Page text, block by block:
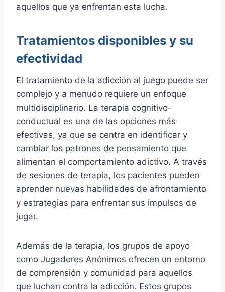
aquellos que ya enfrentan esta lucha.
Tratamientos disponibles y su
efectividad
El tratamiento de la adicción al juego puede ser
complejo y a menudo requiere un enfoque
multidisciplinario. La terapia cognitivo-
conductual es una de las opciones más
efectivas, ya que se centra en identificar y
cambiar los patrones de pensamiento que
alimentan el comportamiento adictivo. A través
de sesiones de terapia, los pacientes pueden
aprender nuevas habilidades de afrontamiento
y estrategias para enfrentar sus impulsos de
jugar.
Además de la terapia, los grupos de apoyo
como Jugadores Anónimos ofrecen un entorno
de comprensión y comunidad para aquellos
que luchan contra la adicción. Estos grupos